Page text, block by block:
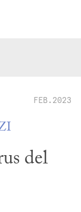
FEB.2023
del